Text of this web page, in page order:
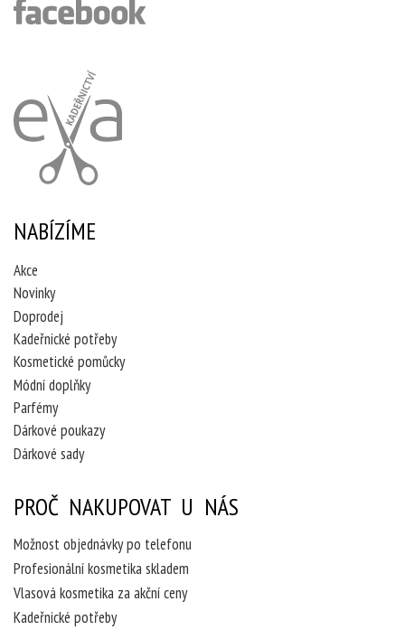
NABÍZÍME
Akce
Novinky
Doprodej
Kadeřnické potřeby
Kosmetické pomůcky
Módní doplňky
Parfémy
Dárkové poukazy
Dárkové sady
PROČ NAKUPOVAT U NÁS
Možnost objednávky po telefonu
Profesionální kosmetika skladem
Vlasová kosmetika za akční ceny
Kadeřnické potřeby